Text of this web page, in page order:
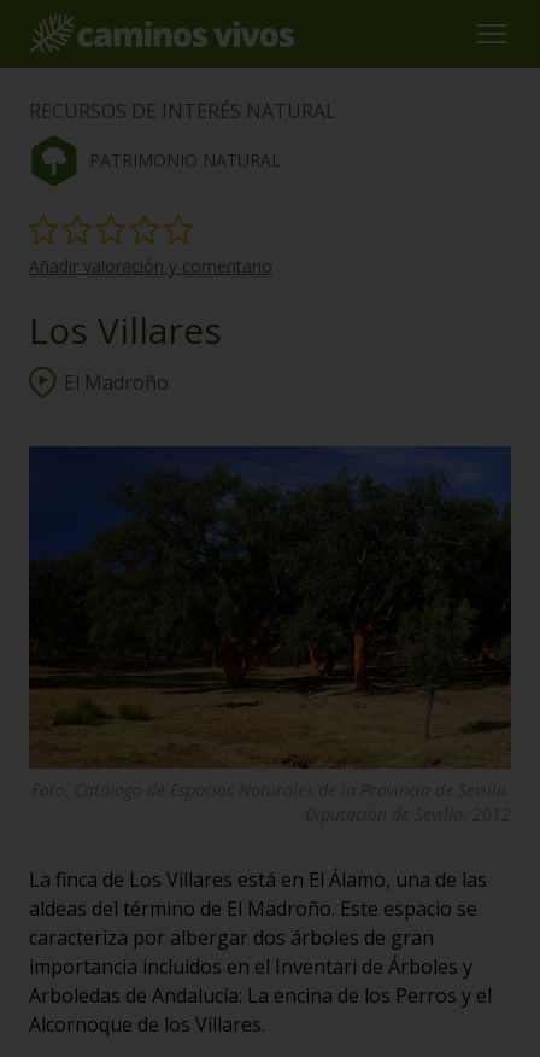
RECURSOS DE INTERÉS NATURAL
PATRIMONIO NATURAL
Añadir valoración y comentario
Los Villares
El Madroño
La finca de Los Villares está en El Álamo, una de las
aldeas del término de El Madroño. Este espacio se
caracteriza por albergar dos árboles de gran
importancia incluidos en el Inventari de Árboles y
Arboledas de Andalucía: La encina de los Perros y el
Alcornoque de los Villares.